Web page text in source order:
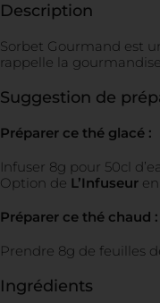
Description
Sorbet Gourmand est
rappelle la
Suggestion de
Préparer ce thé glacé :
Infuser 8g pour 50cl
Option de L’Infuseur
Préparer ce thé chaud :
Prendre 8g de feuilles
Ingrédients